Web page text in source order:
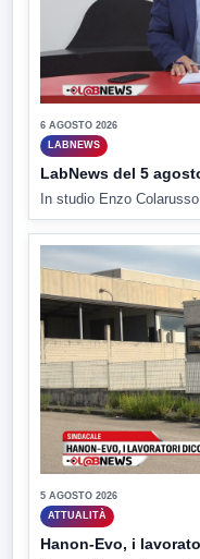
6 AGOSTO 2026
LABNEWS
LabNews del 5
In studio Enzo Colarusso
5 AGOSTO 2026
ATTUALITÀ
Hanon-Evo, i